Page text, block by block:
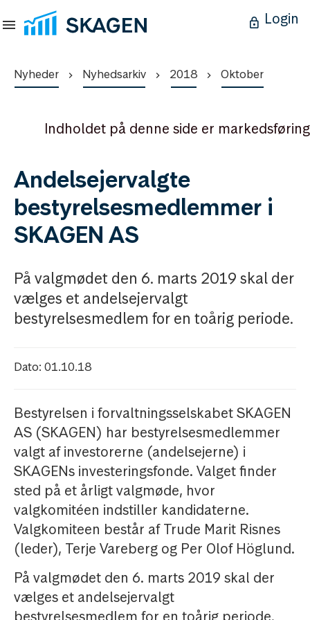
Login
Nyheder Nyhedsarkiv 2018 Oktober
Indholdet på denne side er markedsføring
Andelsejervalgte
bestyrelsesmedlemmer i
SKAGEN AS
På valgmødet den 6. marts 2019 skal der
vælges et andelsejervalgt
bestyrelsesmedlem for en toårig periode.
Dato: 01.10.18
Bestyrelsen i forvaltningsselskabet SKAGEN
AS (SKAGEN) har bestyrelsesmedlemmer
valgt af investorerne (andelsejerne) i
SKAGENs investeringsfonde. Valget finder
sted på et årligt valgmøde, hvor
valgkomitéen indstiller kandidaterne.
Valgkomiteen består af Trude Marit Risnes
(leder), Terje Vareberg og Per Olof Höglund.
På valgmødet den 6. marts 2019 skal der
vælges et andelsejervalgt